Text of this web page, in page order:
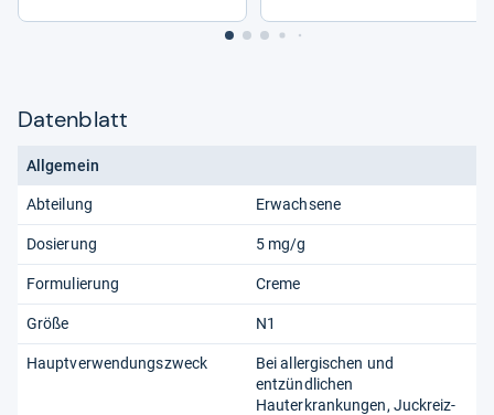
Datenblatt
Allgemein
Abteilung Erwachsene
Dosierung 5 mg/g
Formulierung Creme
Größe N1
Hauptverwendungszweck
Bei allergischen und
entzündlichen
Hauterkrankungen, Juckreiz-